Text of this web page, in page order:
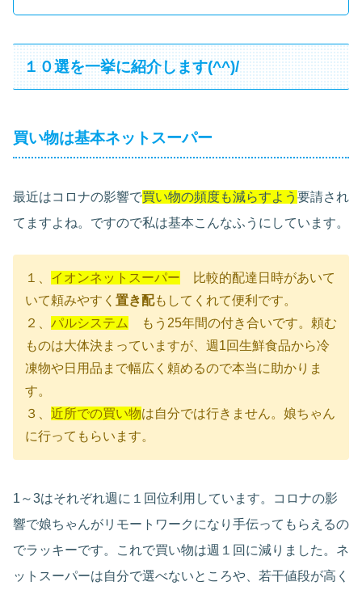
１０選を一挙に紹介します(^^)/
買い物は基本ネットスーパー
最近はコロナの影響で買い物の頻度も減らすよう 要請され
てますよね。ですので私は基本こんなふうにしています。
１、 イオンネットスーパー 比較的配達日時があいて
いて頼みやすく 置き配もしてくれて便利です。
２、 パルシステム
もう25年間の付き合いです。頼む
ものは大体決まっていますが、週1回生鮮食品から冷
凍物や日用品まで幅広く頼めるので本当に助かりま
す。
３、 近所での買い物は自分では行きません。娘ちゃん
に行ってもらいます。
1～3はそれぞれ週に１回位利用しています。コロナの影
響で娘ちゃんがリモートワークになり手伝ってもらえるの
でラッキーです。これで買い物は週１回に減りました。ネ
ットスーパーは自分で選べないところや、若干値段が高く